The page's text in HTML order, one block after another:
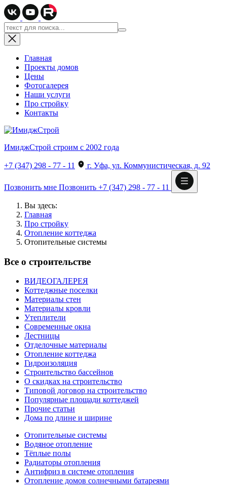
Главная
Проекты домов
Цены
Фотогалерея
Наши услуги
Про стройку
Контакты
ИмиджСтрой строим с 2002 года
+7 (347) 298 - 77 - 11 г. Уфа, ул. Коммунистическая, д. 92
Позвонить мне Позвонить +7 (347) 298 - 77 - 11
Вы здесь:
Главная
Про стройку
Отопление коттеджа
Отопительные системы
Все о строительстве
ВИДЕОГАЛЕРЕЯ
Коттеджные поселки
Материалы стен
Материалы кровли
Утеплители
Современные окна
Лестницы
Отделочные материалы
Отопление коттеджа
Гидроизоляция
Строительство бассейнов
О скидках на строительство
Типовой договор на строительство
Популярные площади коттеджей
Прочие статьи
Дома по длине и ширине
Отопительные системы
Водяное отопление
Тёплые полы
Радиаторы отопления
Антифриз в системе отопления
Отопление домов солнечными батареями